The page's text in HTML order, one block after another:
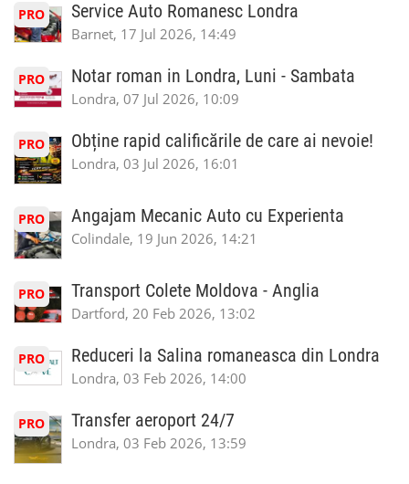
PRO Service Auto Romanesc Londra
Barnet, 17 Jul 2026, 14:49
PRO Notar roman in Londra, Luni - Sambata
Londra, 07 Jul 2026, 10:09
PRO Obține rapid calificările de care ai nevoie!
Londra, 03 Jul 2026, 16:01
PRO Angajam Mecanic Auto cu Experienta
Colindale, 19 Jun 2026, 14:21
PRO Transport Colete Moldova - Anglia
Dartford, 20 Feb 2026, 13:02
PRO Reduceri la Salina romaneasca din Londra
Londra, 03 Feb 2026, 14:00
PRO Transfer aeroport 24/7
Londra, 03 Feb 2026, 13:59